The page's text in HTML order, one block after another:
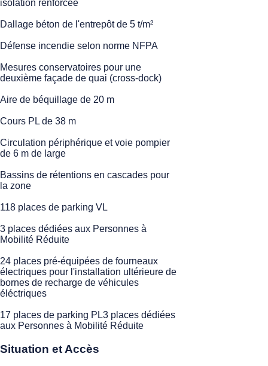
isolation renforcée
Dallage béton de l'entrepôt de 5 t/m²
Défense incendie selon norme NFPA
Mesures conservatoires pour une
deuxième façade de quai (cross-dock)
Aire de béquillage de 20 m
Cours PL de 38 m
Circulation périphérique et voie pompier
de 6 m de large
Bassins de rétentions en cascades pour
la zone
118 places de parking VL
3 places dédiées aux Personnes à
Mobilité Réduite
24 places pré-équipées de fourneaux
électriques pour l'installation ultérieure de
bornes de recharge de véhicules
éléctriques
17 places de parking PL3 places dédiées
aux Personnes à Mobilité Réduite
Situation et Accès